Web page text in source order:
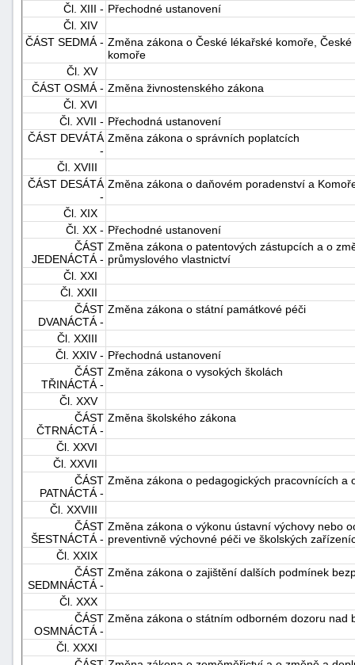
Čl. XIII - Přechodné ustanovení
Čl. XIV
ČÁST SEDMÁ - Změna zákona o České lékařské komoře,
komoře
Čl. XV
ČÁST OSMÁ - Změna živnostenského zákona
Čl. XVI
Čl. XVII - Přechodná ustanovení
ČÁST DEVÁTÁ
-
Změna zákona o správních poplatcích
Čl. XVIII
ČÁST DESÁTÁ
-
Změna zákona o daňovém poradenství a
Čl. XIX
Čl. XX - Přechodné ustanovení
ČÁST
JEDENÁCTÁ -
Změna zákona o patentových zástupcích a o
průmyslového vlastnictví
Čl. XXI
Čl. XXII
ČÁST
DVANÁCTÁ -
Změna zákona o státní památkové péči
Čl. XXIII
Čl. XXIV - Přechodná ustanovení
ČÁST
TŘINÁCTÁ -
Změna zákona o vysokých školách
Čl. XXV
ČÁST
ČTRNÁCTÁ -
Změna školského zákona
Čl. XXVI
Čl. XXVII
ČÁST
PATNÁCTÁ -
Změna zákona o pedagogických pracovnících a
Čl. XXVIII
ČÁST
ŠESTNÁCTÁ -
Změna zákona o výkonu ústavní výchovy nebo
preventivně výchovné péči ve školských
Čl. XXIX
ČÁST
SEDMNÁCTÁ -
Změna zákona o zajištění dalších podmínek
Čl. XXX
ČÁST
OSMNÁCTÁ -
Změna zákona o státním odborném dozoru nad
Čl. XXXI